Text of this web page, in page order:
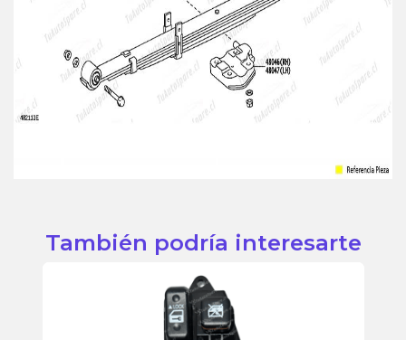
También podría interesarte